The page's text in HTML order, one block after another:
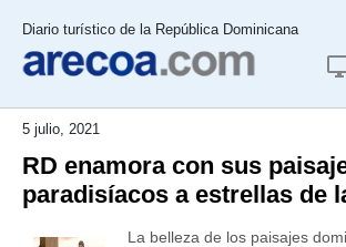
Diario turístico de la República Dominicana
5 julio, 2021
RD enamora con sus
paradisíacos a estrellas de
La belleza de los paisajes